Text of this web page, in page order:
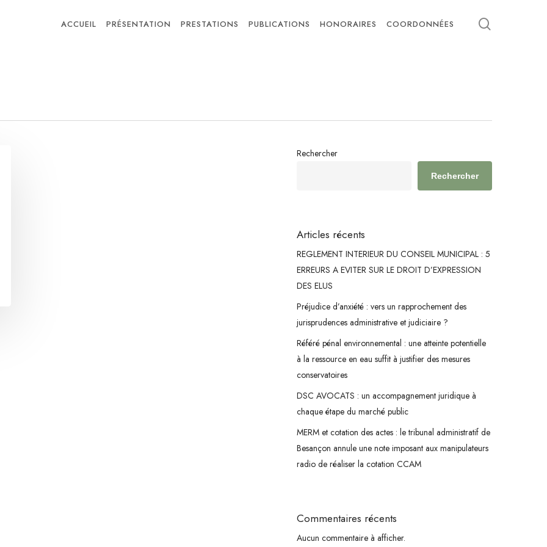
ACCUEIL PRÉSENTATION PRESTATIONS PUBLICATIONS HONORAIRES COORDONNÉES
Rechercher
Rechercher
Articles récents
REGLEMENT INTERIEUR DU CONSEIL MUNICIPAL : 5
ERREURS A EVITER SUR LE DROIT D’EXPRESSION
DES ELUS
Préjudice d’anxiété : vers un rapprochement des
jurisprudences administrative et judiciaire ?
Référé pénal environnemental : une atteinte potentielle
à la ressource en eau suffit à justifier des mesures
conservatoires
DSC AVOCATS : un accompagnement juridique à
chaque étape du marché public
MERM et cotation des actes : le tribunal administratif de
Besançon annule une note imposant aux manipulateurs
radio de réaliser la cotation CCAM
Commentaires récents
Aucun commentaire à afficher.